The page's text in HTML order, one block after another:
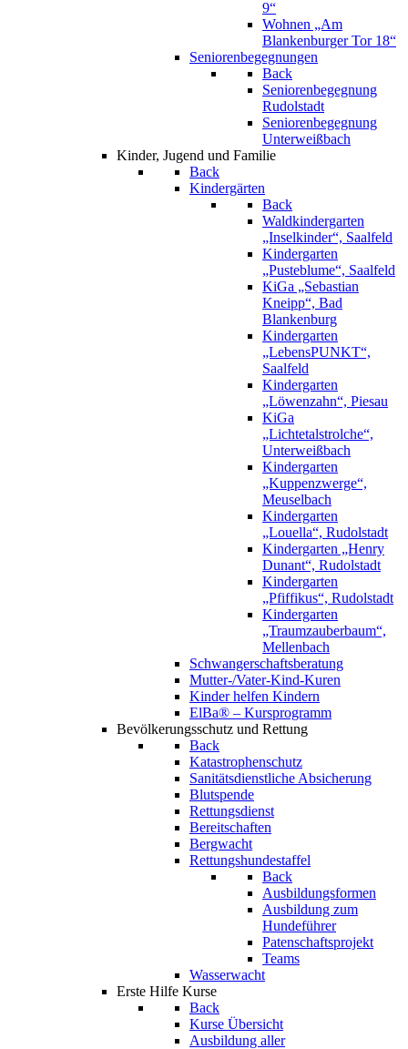
9“
Wohnen „Am
Blankenburger Tor 18“
Seniorenbegegnungen
Back
Seniorenbegegnung
Rudolstadt
Seniorenbegegnung
Unterweißbach
Kinder, Jugend und Familie
Back
Kindergärten
Back
Waldkindergarten
„Inselkinder“, Saalfeld
Kindergarten
„Pusteblume“, Saalfeld
KiGa „Sebastian
Kneipp“, Bad
Blankenburg
Kindergarten
„LebensPUNKT“,
Saalfeld
Kindergarten
„Löwenzahn“, Piesau
KiGa
„Lichtetalstrolche“,
Unterweißbach
Kindergarten
„Kuppenzwerge“,
Meuselbach
Kindergarten
„Louella“, Rudolstadt
Kindergarten „Henry
Dunant“, Rudolstadt
Kindergarten
„Pfiffikus“, Rudolstadt
Kindergarten
„Traumzauberbaum“,
Mellenbach
Schwangerschaftsberatung
Mutter-/Vater-Kind-Kuren
Kinder helfen Kindern
ElBa® – Kursprogramm
Bevölkerungsschutz und Rettung
Back
Katastrophenschutz
Sanitätsdienstliche Absicherung
Blutspende
Rettungsdienst
Bereitschaften
Bergwacht
Rettungshundestaffel
Back
Ausbildungsformen
Ausbildung zum
Hundeführer
Patenschaftsprojekt
Teams
Wasserwacht
Erste Hilfe Kurse
Back
Kurse Übersicht
Ausbildung aller